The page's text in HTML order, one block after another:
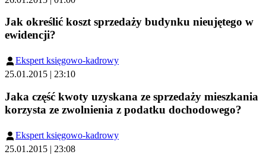
Jak określić koszt sprzedaży budynku nieujętego w
ewidencji?
Ekspert księgowo-kadrowy
25.01.2015 | 23:10
Jaka część kwoty uzyskana ze sprzedaży mieszkania
korzysta ze zwolnienia z podatku dochodowego?
Ekspert księgowo-kadrowy
25.01.2015 | 23:08